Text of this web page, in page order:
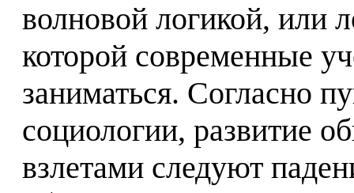
волновой логикой, или
которой современные
заниматься. Согласно
социологии, развитие
взлетами следуют